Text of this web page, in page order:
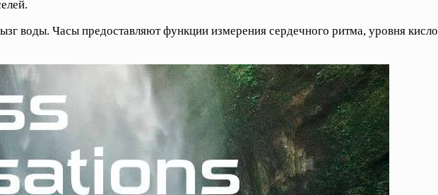
воды. Часы предоставляют функции измерения сердечного ритма, уровня